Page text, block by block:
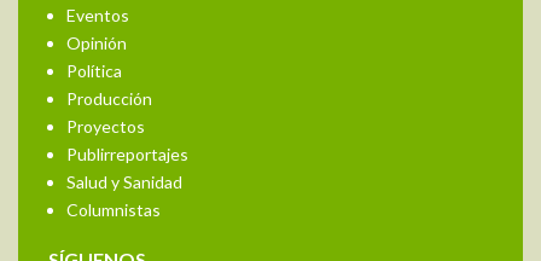
Eventos
Opinión
Política
Producción
Proyectos
Publirreportajes
Salud y Sanidad
Columnistas